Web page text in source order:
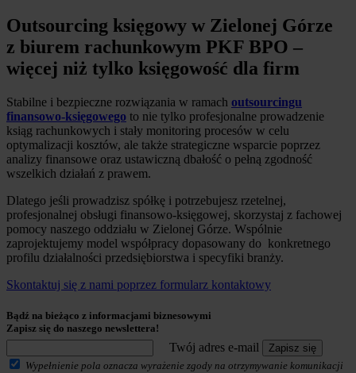
Outsourcing księgowy w Zielonej Górze
z biurem rachunkowym PKF BPO –
więcej niż tylko księgowość dla firm
Stabilne i bezpieczne rozwiązania w ramach outsourcingu
finansowo-księgowego to nie tylko profesjonalne prowadzenie
ksiąg rachunkowych i stały monitoring procesów w celu
optymalizacji kosztów, ale także strategiczne wsparcie poprzez
analizy finansowe oraz ustawiczną dbałość o pełną zgodność
wszelkich działań z prawem.
Dlatego jeśli prowadzisz spółkę i potrzebujesz rzetelnej,
profesjonalnej obsługi finansowo-księgowej, skorzystaj z fachowej
pomocy naszego oddziału w Zielonej Górze. Wspólnie
zaprojektujemy model współpracy dopasowany do konkretnego
profilu działalności przedsiębiorstwa i specyfiki branży.
Skontaktuj się z nami poprzez formularz kontaktowy
Bądź na bieżąco z informacjami biznesowymi
Zapisz się do naszego newslettera!
Twój adres e-mail
Zapisz się
Wypełnienie pola oznacza wyrażenie zgody na otrzymywanie komunikacji